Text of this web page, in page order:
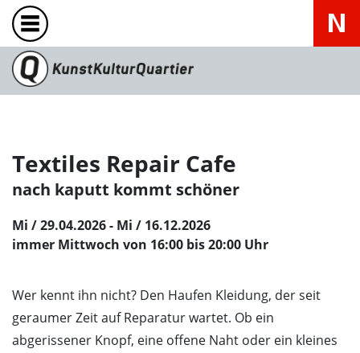
Textiles Repair Cafe
nach kaputt kommt schöner
Mi / 29.04.2026 - Mi / 16.12.2026
immer Mittwoch von 16:00 bis 20:00 Uhr
Wer kennt ihn nicht? Den Haufen Kleidung, der seit
geraumer Zeit auf Reparatur wartet. Ob ein
abgerissener Knopf, eine offene Naht oder ein kleines